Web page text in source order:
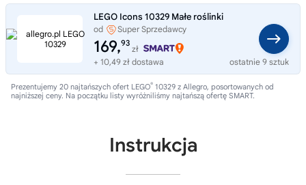
LEGO Icons 10329 Małe roślinki
od
Super Sprzedawcy
_szybko_wysylamy
169,93
zł
+ 10,49 zł dostawa
ostatnie 9 sztuk
Prezentujemy 20 najtańszych ofert LEGO® 10329 z Allegro, posortowanych od
najniższej ceny. Na początku listy wyróżniliśmy najtańszą ofertę SMART.
Instrukcja